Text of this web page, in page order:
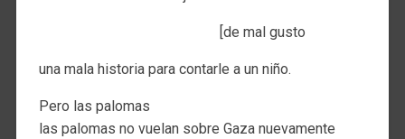
[de mal gusto
una mala historia para contarle a un niño.
Pero las palomas
las palomas no vuelan sobre Gaza nuevamente